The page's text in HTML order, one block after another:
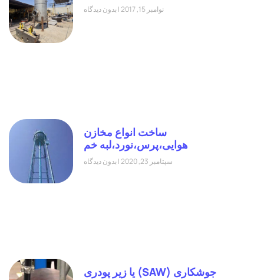
نوامبر 15, 2017 بدون دیدگاه
ساخت انواع مخازن
هوایی،پرس،نورد،لبه خم
سپتامبر 23, 2020 بدون دیدگاه
جوشکاری (SAW) یا زیر پودری